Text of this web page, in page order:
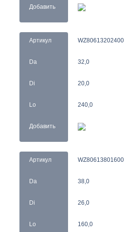
Добавить
Артикул
Da
Di
Lo
Добавить
WZ80613202400
32,0
20,0
240,0
Артикул
Da
Di
Lo
WZ80613801600
38,0
26,0
160,0